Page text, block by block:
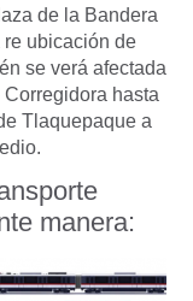
de la Bandera
ubicación de
se verá afectada
hasta
Tlaquepaque a
manera: